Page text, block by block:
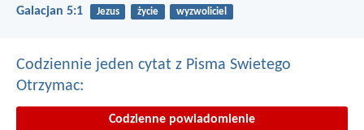
Galacjan 5:1 Jezus życie wyzwoliciel
Codziennie jeden cytat z Pisma Swietego
Otrzymac:
Codzienne powiadomienie